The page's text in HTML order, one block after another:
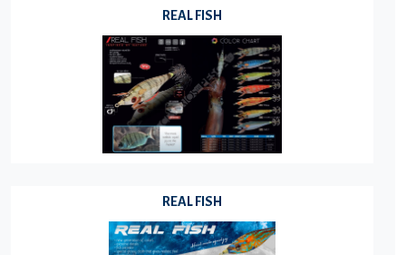
REAL FISH
REAL FISH